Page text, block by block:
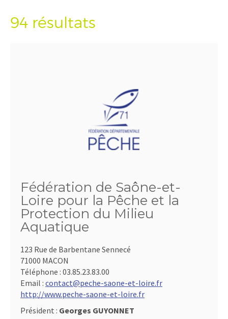
94 résultats
Fédération de Saône-et-
Loire pour la Pêche et la
Protection du Milieu
Aquatique
123 Rue de Barbentane Sennecé
71000 MACON
Téléphone : 03.85.23.83.00
Email : contact@peche-saone-et-loire.fr
http://www.peche-saone-et-loire.fr
Président : Georges GUYONNET